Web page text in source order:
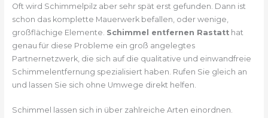
Oft wird Schimmelpilz aber sehr spät erst gefunden. Dann ist
schon das komplette Mauerwerk befallen, oder wenige,
großflächige Elemente. Schimmel entfernen Rastatthat
genau für diese Probleme ein groß angelegtes
Partnernetzwerk, die sich auf die qualitative und einwandfreie
Schimmelentfernung spezialisiert haben. Rufen Sie gleich an
und lassen Sie sich ohne Umwege direkt helfen.
Schimmel lassen sich in über zahlreiche Arten einordnen.